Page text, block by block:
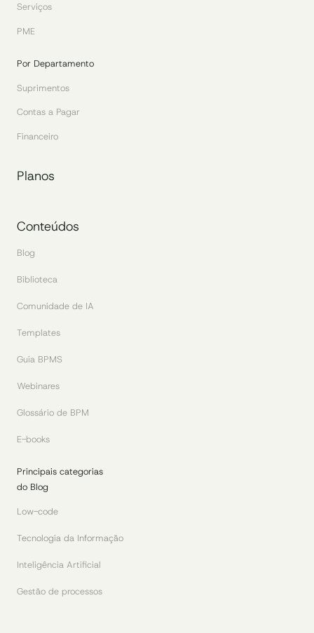
Serviços
PME
Por Departamento
Suprimentos
Contas a Pagar
Financeiro
Planos
Conteúdos
Blog
Biblioteca
Comunidade de IA
Templates
Guia BPMS
Webinares
Glossário de BPM
E-books
Principais categorias
do Blog
Low-code
Tecnologia da Informação
Inteligência Artificial
Gestão de processos